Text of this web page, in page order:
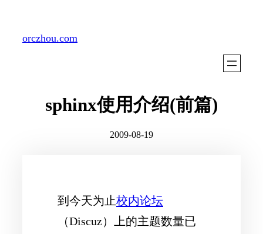
orczhou.com
sphinx使用介绍(前篇)
2009-08-19
到今天为止校内论坛
（Discuz）上的主题数量已